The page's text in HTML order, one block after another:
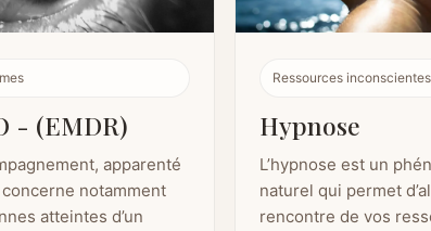
- (EMDR)
apparenté
concerne notamment
atteintes d’un
Ressources inconscientes
Hypnose
L’hypnose est un
naturel qui permet
rencontre de vos